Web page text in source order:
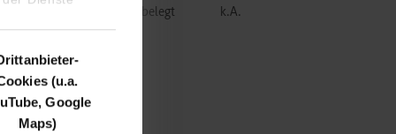
(u.a.
Google
Maps)
belegt k.A.